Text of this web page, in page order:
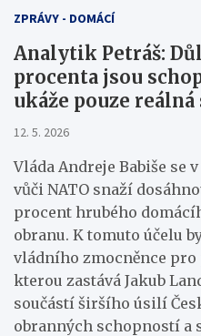
ZPRÁVY - DOMÁCÍ
Analytik Petráš:
procenta jsou
ukáže pouze reálná
12. 5. 2026
Vláda Andreje Babiše se
vůči NATO snaží
procent hrubého
obranu. K tomuto účelu
vládního zmocněnce pro
kterou zastává Jakub
součástí širšího úsilí
obranných schopností